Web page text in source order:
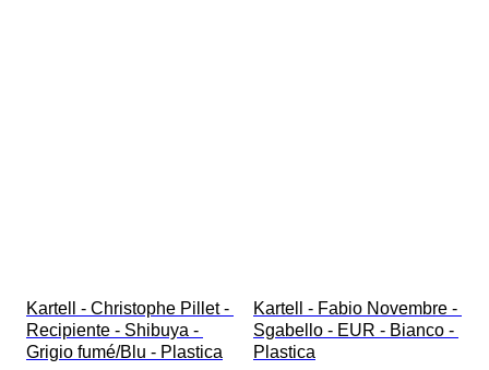
Kartell - Christophe Pillet -
Recipiente - Shibuya -
Grigio fumé/Blu - Plastica
Kartell - Fabio Novembre -
Sgabello - EUR - Bianco -
Plastica